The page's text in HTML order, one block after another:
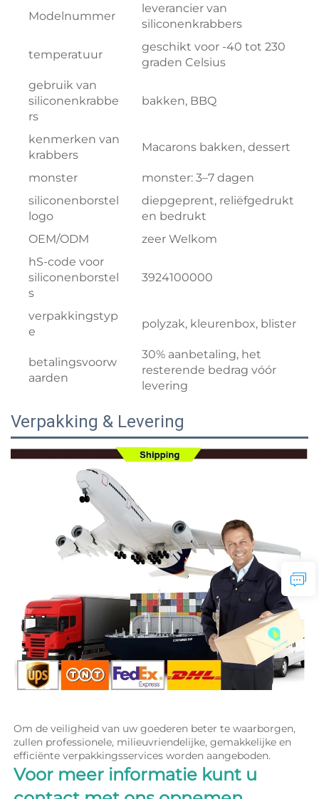
Modelnummer
leverancier van
siliconenkrabbers
temperatuur
geschikt voor -40 tot 230
graden Celsius
gebruik van
siliconenkrabbe
rs
bakken, BBQ
kenmerken van
krabbers
Macarons bakken, dessert
monster
monster: 3–7 dagen
siliconenborstel
logo
diepgeprent, reliëfgedrukt
en bedrukt
OEM/ODM
zeer Welkom
hS-code voor
siliconenborstel
s
3924100000
verpakkingstyp
e
polyzak, kleurenbox, blister
betalingsvoorw
aarden
30% aanbetaling, het
resterende bedrag vóór
levering
Verpakking & Levering
Om de veiligheid van uw goederen beter te waarborgen,
zullen professionele, milieuvriendelijke, gemakkelijke en
Voor meer informatie kunt u